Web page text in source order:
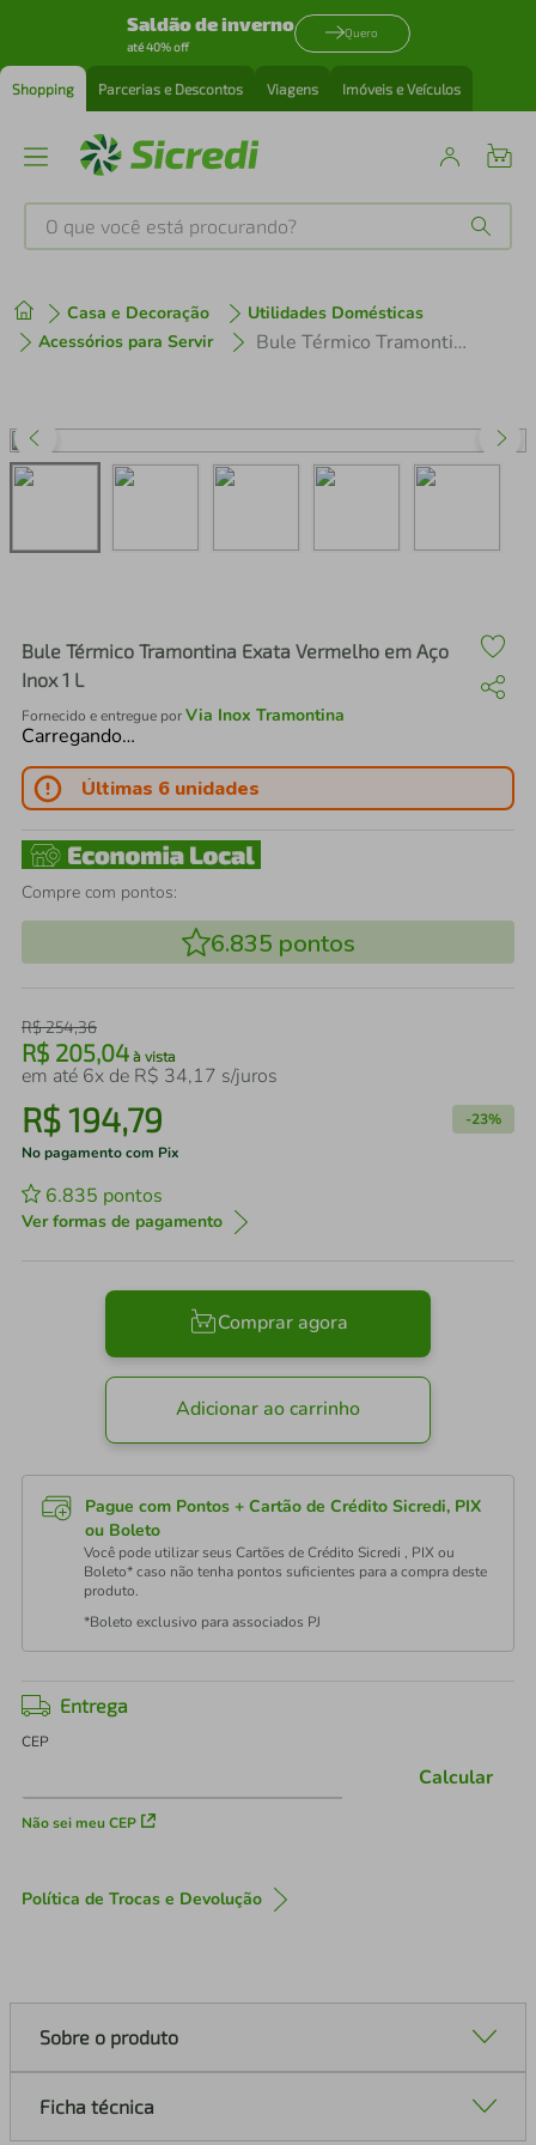
Saldão de inverno
até 40% off
Quero
Shopping Parcerias e Descontos Viagens Imóveis e Veículos
O que você está procurando?
Casa e Decoração
Utilidades Domésticas
Acessórios para Servir
Bule Térmico Tramontina Exata Vermelho em Aço Inox 1 L
Bule Térmico Tramontina Exata Vermelho em Aço
Inox 1 L
Fornecido e entregue porVia Inox Tramontina
Carregando…
Últimas 6 unidades
Compre com pontos:
6.835 pontos
R$254,36
R$ 205,04 à vista
em até 6x de R$ 34,17 s/juros
R$194,79 -23%
No pagamento com Pix
6.835 pontos
Ver formas de pagamento
Comprar agora
Adicionar ao carrinho
Pague com Pontos + Cartão de Crédito Sicredi, PIX
ou Boleto
Você pode utilizar seus Cartões de Crédito Sicredi , PIX ou
Boleto* caso não tenha pontos suficientes para a compra deste
produto.
*Boleto exclusivo para associados PJ
Entrega
CEP
Não sei meu CEP
Calcular
Política de Trocas e Devolução
Sobre o produto
Ficha técnica
1º tenis
3º perfume